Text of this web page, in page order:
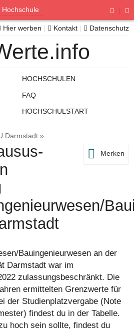
Darmstadt »
Merken
Bauingenieurwesen an der
Darmstadt war im
zulassungsbeschränkt. Die
ermittelten Grenzwerte für
der Studienplatzvergabe (Note
findest du in der Tabelle.
hoch sein sollte, findest du
Hier werben Kontakt Datenschutz
HOCHSCHULEN
FAQ
HOCHSCHULSTART